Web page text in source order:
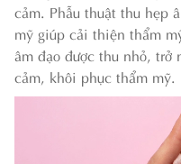
cảm. Phẫu thuật thu hẹp
mỹ giúp cải thiện thẩm
âm đạo được thu nhỏ,
cảm, khôi phục thẩm mỹ.